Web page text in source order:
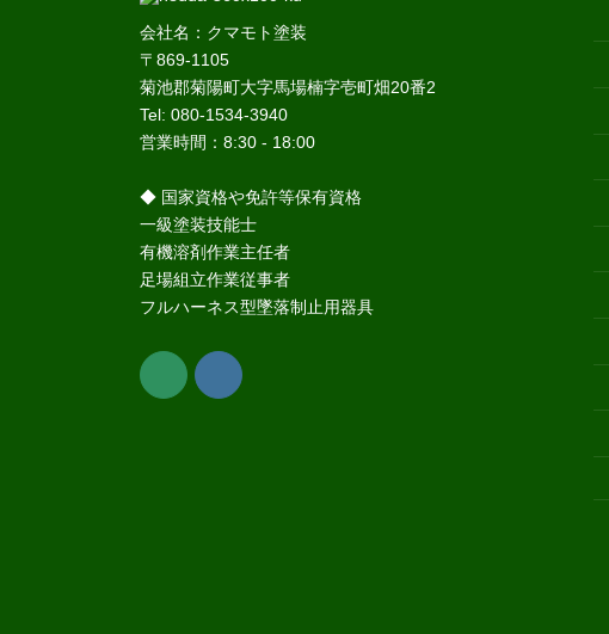
会社名：クマモト塗装
〒869-1105
菊池郡菊陽町大字馬場楠字壱町畑20番2
Tel: 080-1534-3940
営業時間：8:30 - 18:00
◆ 国家資格や免許等保有資格
一級塗装技能士
有機溶剤作業主任者
足場組立作業従事者
フルハーネス型墜落制止用器具